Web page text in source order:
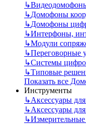
↳
↳Домофоны
↳Домофоны
↳Интерфоны,
↳Модули
↳Переговорные
↳Системы
↳Типовые
Показать все
Инструменты
↳Аксессуары
↳Аксессуары
↳